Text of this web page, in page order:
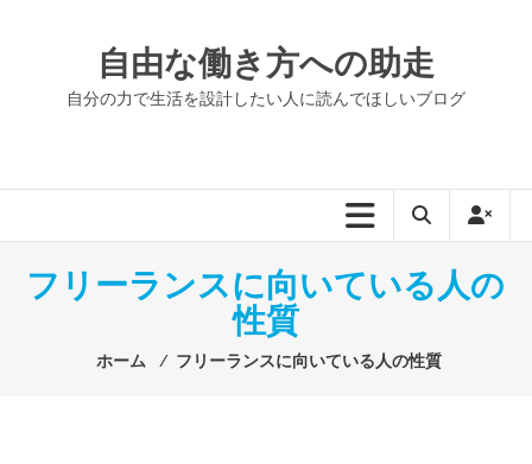
自由な働き方への助走
自分の力で生活を設計したい人に読んでほしいブログ
フリーランスに向いている人の
性質
ホーム ⁄ フリーランスに向いている人の性質